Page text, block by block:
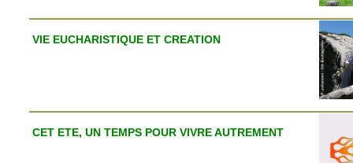
VIE EUCHARISTIQUE ET CREATION
CET ETE, UN TEMPS POUR VIVRE AUTREMENT